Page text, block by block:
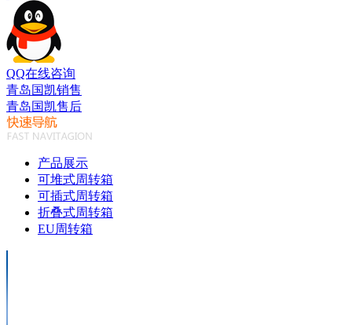
QQ在线咨询
青岛国凯销售
青岛国凯售后
产品展示
可堆式周转箱
可插式周转箱
折叠式周转箱
EU周转箱